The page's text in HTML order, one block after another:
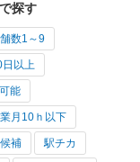
探す
数1～9
以上
能
月10ｈ以下
補 駅チカ